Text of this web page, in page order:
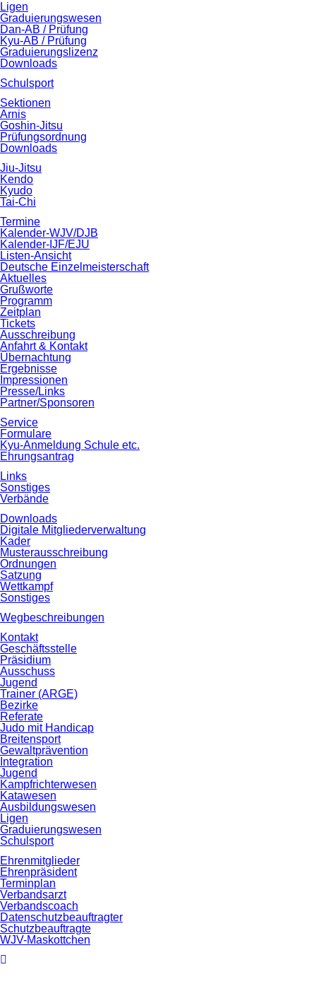
Ligen
Graduierungswesen
Dan-AB / Prüfung
Kyu-AB / Prüfung
Graduierungslizenz
Downloads
Schulsport
Sektionen
Arnis
Goshin-Jitsu
Prüfungsordnung
Downloads
Jiu-Jitsu
Kendo
Kyudo
Tai-Chi
Termine
Kalender-WJV/DJB
Kalender-IJF/EJU
Listen-Ansicht
Deutsche Einzelmeisterschaft
Aktuelles
Grußworte
Programm
Zeitplan
Tickets
Ausschreibung
Anfahrt & Kontakt
Übernachtung
Ergebnisse
Impressionen
Presse/Links
Partner/Sponsoren
Service
Formulare
Kyu‐Anmeldung Schule etc.
Ehrungsantrag
Links
Sonstiges
Verbände
Downloads
Digitale Mitgliederverwaltung
Kader
Musterausschreibung
Ordnungen
Satzung
Wettkampf
Sonstiges
Wegbeschreibungen
Kontakt
Geschäftsstelle
Präsidium
Ausschuss
Jugend
Trainer (ARGE)
Bezirke
Referate
Judo mit Handicap
Breitensport
Gewaltprävention
Integration
Jugend
Kampfrichterwesen
Katawesen
Ausbildungswesen
Ligen
Graduierungswesen
Schulsport
Ehrenmitglieder
Ehrenpräsident
Terminplan
Verbandsarzt
Verbandscoach
Datenschutz­beauftragter
Schutzbeauftragte
WJV-Maskottchen